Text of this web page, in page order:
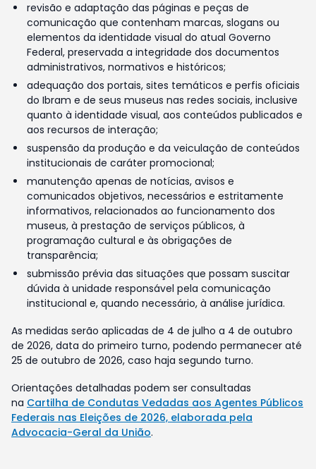
revisão e adaptação das páginas e peças de
comunicação que contenham marcas, slogans ou
elementos da identidade visual do atual Governo
Federal, preservada a integridade dos documentos
administrativos, normativos e históricos;
adequação dos portais, sites temáticos e perfis oficiais
do Ibram e de seus museus nas redes sociais, inclusive
quanto à identidade visual, aos conteúdos publicados e
aos recursos de interação;
suspensão da produção e da veiculação de conteúdos
institucionais de caráter promocional;
manutenção apenas de notícias, avisos e
comunicados objetivos, necessários e estritamente
informativos, relacionados ao funcionamento dos
museus, à prestação de serviços públicos, à
programação cultural e às obrigações de
transparência;
submissão prévia das situações que possam suscitar
dúvida à unidade responsável pela comunicação
institucional e, quando necessário, à análise jurídica.
As medidas serão aplicadas de 4 de julho a 4 de outubro
de 2026, data do primeiro turno, podendo permanecer até
25 de outubro de 2026, caso haja segundo turno.
Orientações detalhadas podem ser consultadas
na Cartilha de Condutas Vedadas aos Agentes Públicos
Federais nas Eleições de 2026, elaborada pela
Advocacia-Geral da União.